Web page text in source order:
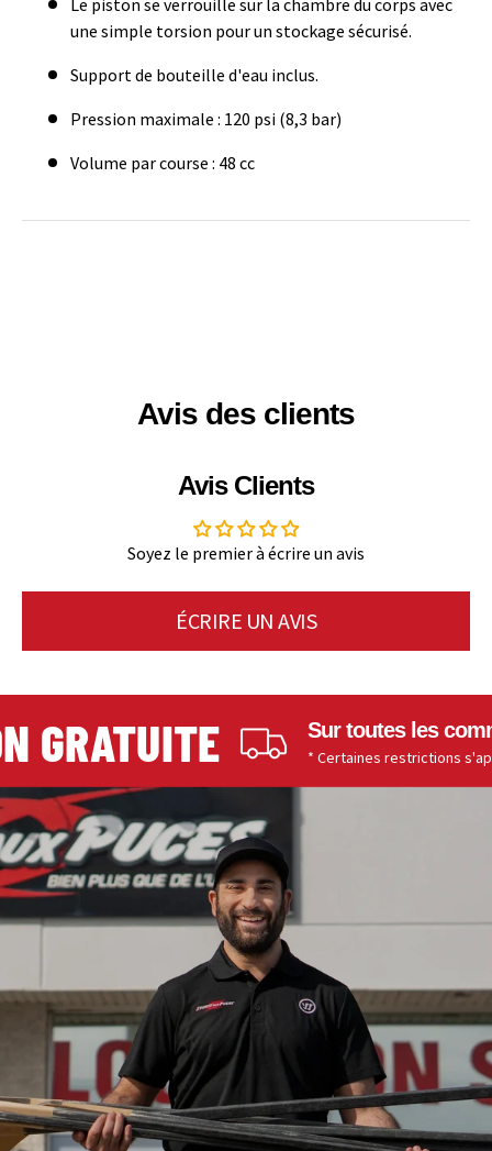
une simple torsion pour un stockage sécurisé.
Support de bouteille d'eau inclus.
Pression maximale : 120 psi (8,3 bar)
Volume par course : 48 cc
Avis des clients
Avis Clients
Soyez le premier à écrire un avis
ÉCRIRE UN AVIS
Sur toutes les
* Certaines restrictions